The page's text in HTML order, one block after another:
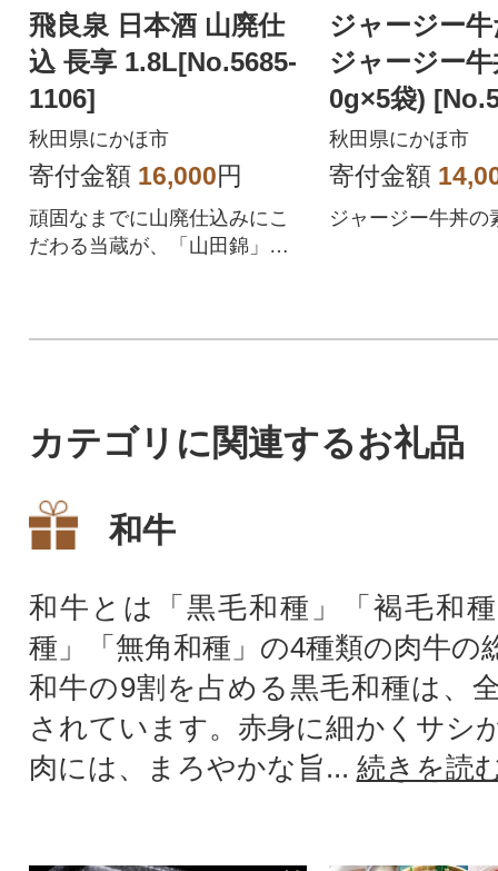
飛良泉 日本酒 山廃仕
込 長享 1.8L[No.5685-
1106]
秋田県にかほ市
寄付金額 16,000円
頑固なまでに山廃仕込みにこ
だわる当蔵が、「山田錦」を
ジャージー
ジャージー
0g×5袋)
1]
秋田県にかほ市
寄付金額
ジャージー牛丼の
カテゴリに関連するお礼品
和牛
和牛とは「黒毛和種」「褐毛和
種」「無角和種」の4種類の肉牛の
和牛の9割を占める黒毛和種は、
されています。赤身に細かくサシ
肉には、まろやかな旨... 続きを読